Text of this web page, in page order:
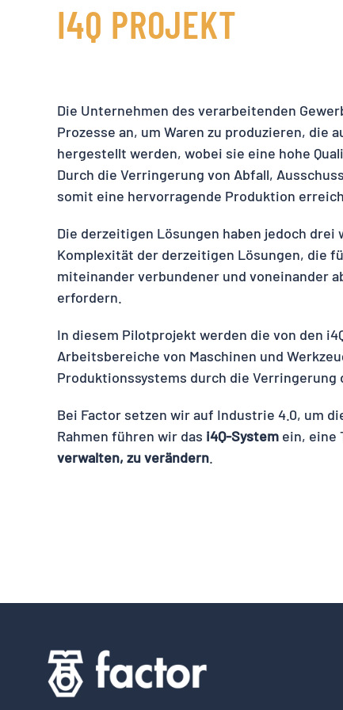
I4Q PROJEKT
Die Unternehmen des verarbeitenden
Prozesse an, um Waren zu produzieren,
hergestellt werden, wobei sie eine hohe
Durch die Verringerung von Abfall,
somit eine hervorragende Produktion
Die derzeitigen Lösungen haben jedoch
Komplexität der derzeitigen Lösungen, die
miteinander verbundener und voneinander
erfordern.
In diesem Pilotprojekt werden die von den
Arbeitsbereiche von Maschinen und
Produktionssystems durch die
Bei Factor setzen wir auf Industrie 4.0, um
Rahmen führen wir das i4Q-System ein, eine
verwalten, zu verändern.